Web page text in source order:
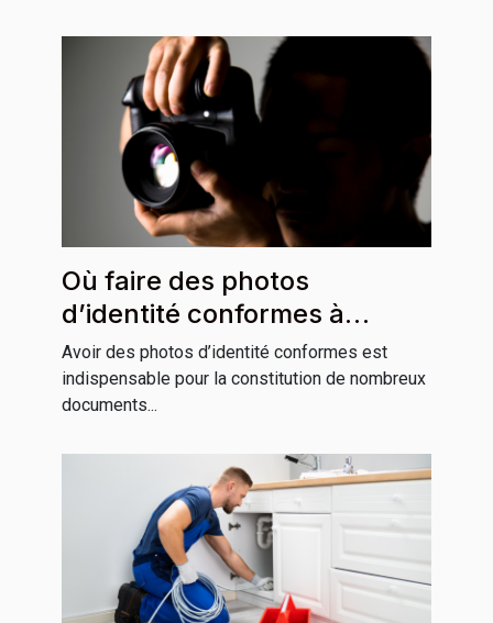
Où faire des photos
d’identité conformes à
Grenoble ?
Avoir des photos d’identité conformes est
indispensable pour la constitution de nombreux
documents...